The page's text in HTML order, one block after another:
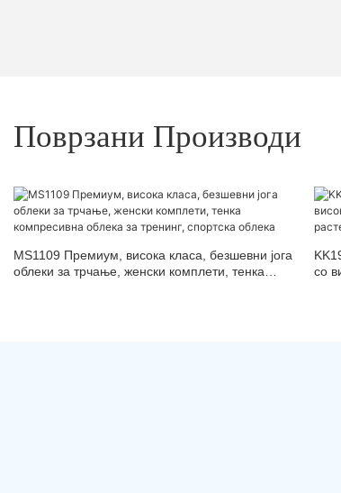
Поврзани Производи
MS1109 Премиум, висока класа, безшевни јога
облеки за трчање, женски комплети, тенка
со